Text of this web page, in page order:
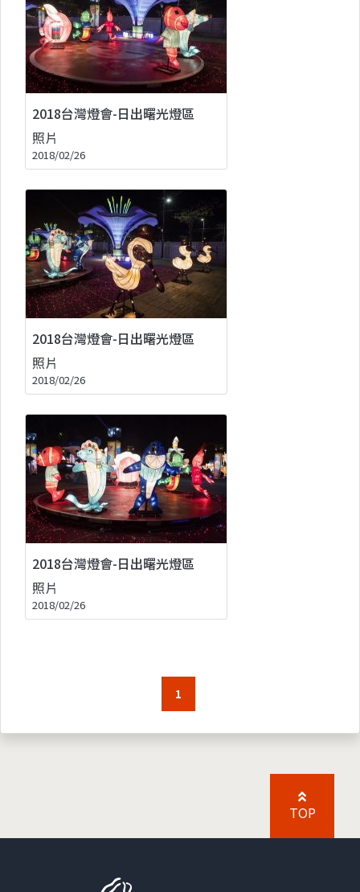
2018台灣燈會-日出曙光燈區
照片
2018/02/26
2018台灣燈會-日出曙光燈區
照片
2018/02/26
2018台灣燈會-日出曙光燈區
照片
2018/02/26
1
TOP